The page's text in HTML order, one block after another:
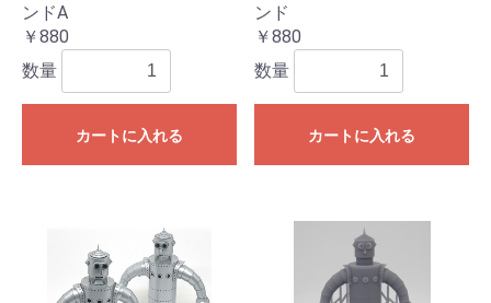
ンドA
￥880
数量
カートに入れる
ンド
￥880
数量
カートに入れる